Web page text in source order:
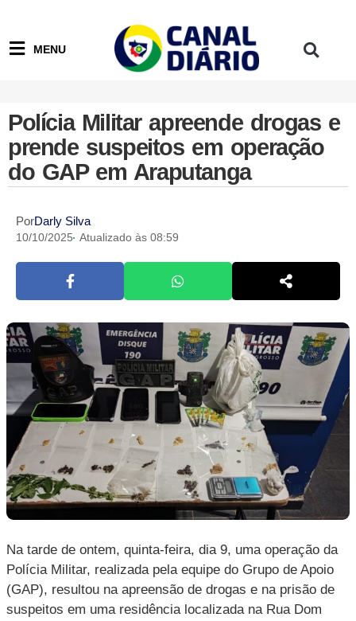
MENU
Polícia Militar apreende drogas e
prende suspeitos em operação
do GAP em Araputanga
PorDarly Silva
10/10/2025 Atualizado às 08:59
Na tarde de ontem, quinta-feira, dia 9, uma operação da
Polícia Militar, realizada pela equipe do Grupo de Apoio
(GAP), resultou na apreensão de drogas e na prisão de
suspeitos em uma residência localizada na Rua Dom